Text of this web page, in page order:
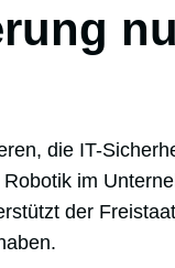
die IT-
im
der